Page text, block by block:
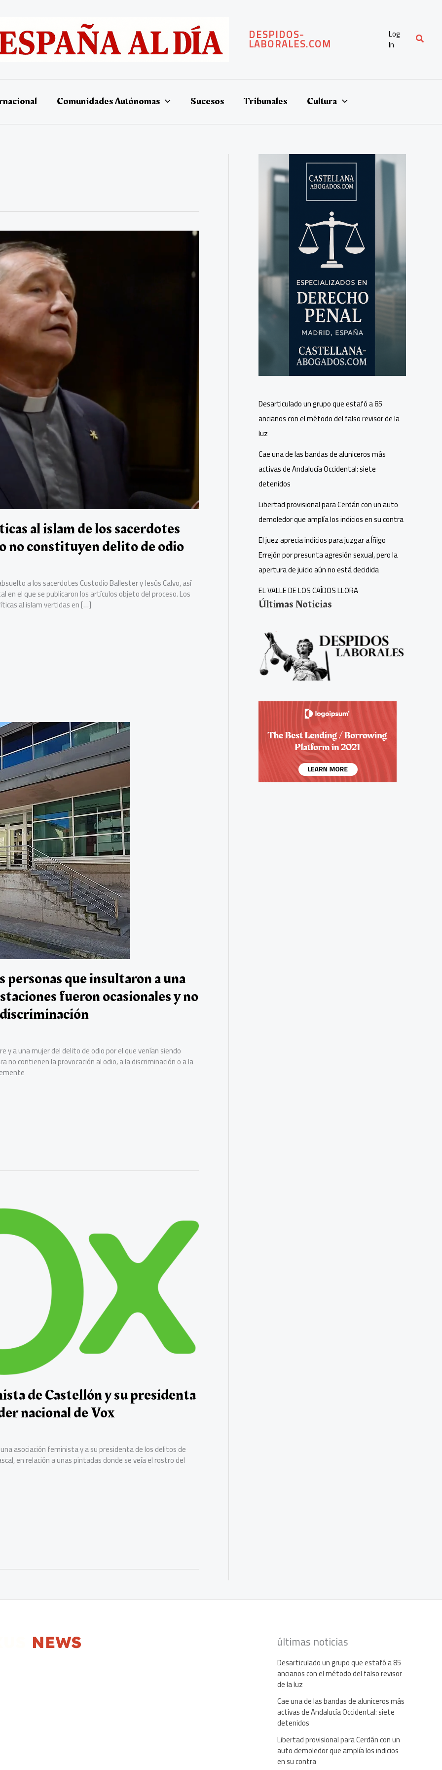
DESPIDOS-
LABORALES.COM
Log
In Buscar
Comunidades Autónomas Sucesos Tribunales Cultura
al islam de los sacerdotes
no constituyen delito de odio
a los sacerdotes Custodio Ballester y Jesús Calvo, así
el que se publicaron los artículos objeto del proceso. Los
al islam vertidas en […]
que insultaron a una
fueron ocasionales y no
y a una mujer del delito de odio por el que venían siendo
contienen la provocación al odio, a la discriminación o a la
de Castellón y su presidenta
nacional de Vox
asociación feminista y a su presidenta de los delitos de
en relación a unas pintadas donde se veía el rostro del
Desarticulado un grupo que estafó a 85
ancianos con el método del falso revisor de la
luz
Cae una de las bandas de aluniceros más
activas de Andalucía Occidental: siete
detenidos
Libertad provisional para Cerdán con un auto
demoledor que amplía los indicios en su contra
El juez aprecia indicios para juzgar a Íñigo
Errejón por presunta agresión sexual, pero la
apertura de juicio aún no está decidida
EL VALLE DE LOS CAÍDOS LLORA
Últimas Noticias
últimas noticias
Desarticulado un grupo que estafó a 85
ancianos con el método del falso revisor
de la luz
Cae una de las bandas de aluniceros más
activas de Andalucía Occidental: siete
detenidos
Libertad provisional para Cerdán con un
auto demoledor que amplía los indicios
en su contra